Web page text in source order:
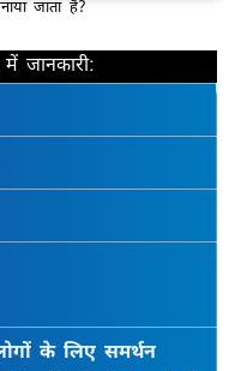
जाता है?
जानकारी:
के लिए समर्थन